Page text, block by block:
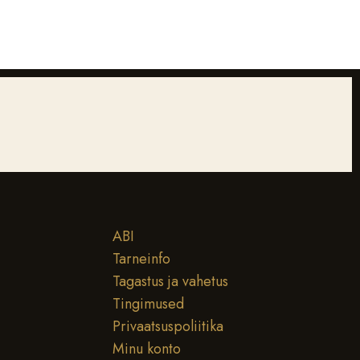
ABI
Tarneinfo
Tagastus ja vahetus
Tingimused
Privaatsuspoliitika
Minu konto